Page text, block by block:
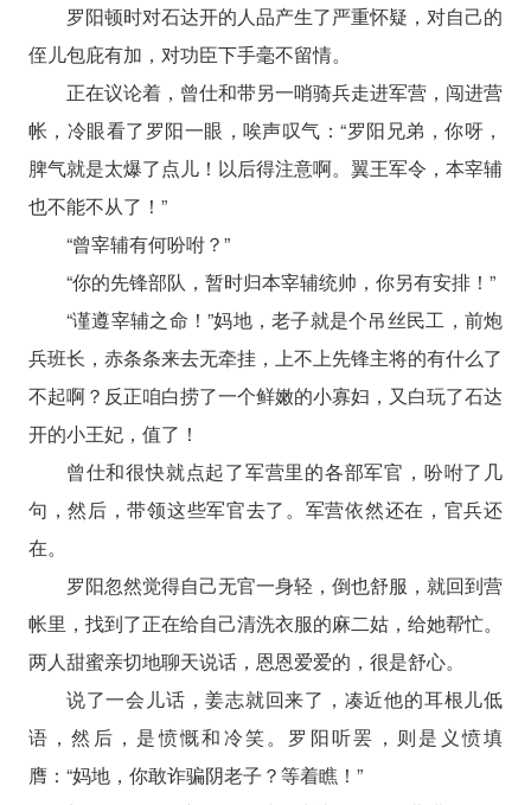
罗阳顿时对石达开的人品产生了严重怀疑，对自己的
侄儿包庇有加，对功臣下手毫不留情。
正在议论着，曾仕和带另一哨骑兵走进军营，闯进营
帐，冷眼看了罗阳一眼，唉声叹气：“罗阳兄弟，你呀，
脾气就是太爆了点儿！以后得注意啊。翼王军令，本宰辅
也不能不从了！”
“曾宰辅有何吩咐？”
“你的先锋部队，暂时归本宰辅统帅，你另有安排！”
“谨遵宰辅之命！”妈地，老子就是个吊丝民工，前炮
兵班长，赤条条来去无牵挂，上不上先锋主将的有什么了
不起啊？反正咱白捞了一个鲜嫩的小寡妇，又白玩了石达
开的小王妃，值了！
曾仕和很快就点起了军营里的各部军官，吩咐了几
句，然后，带领这些军官去了。军营依然还在，官兵还
在。
罗阳忽然觉得自己无官一身轻，倒也舒服，就回到营
帐里，找到了正在给自己清洗衣服的麻二姑，给她帮忙。
两人甜蜜亲切地聊天说话，恩恩爱爱的，很是舒心。
说了一会儿话，姜志就回来了，凑近他的耳根儿低
语，然后，是愤慨和冷笑。罗阳听罢，则是义愤填
膺：“妈地，你敢诈骗阴老子？等着瞧！”